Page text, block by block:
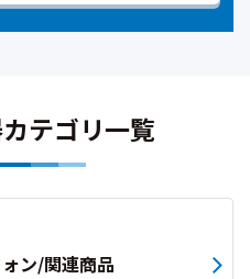
テゴリ一覧
ン/関連商品